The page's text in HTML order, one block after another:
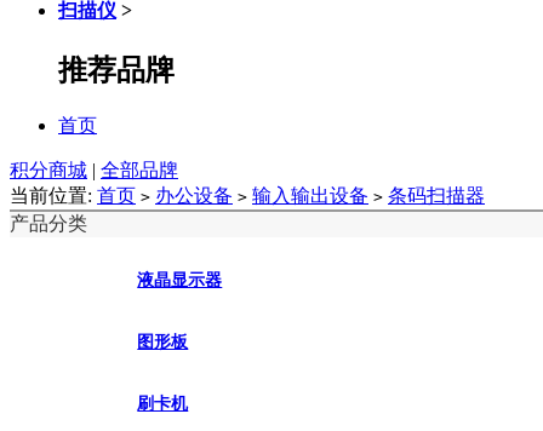
扫描仪 >
推荐品牌
首页
积分商城 | 全部品牌
当前位置: 首页 > 办公设备 > 输入输出设备 > 条码扫描器
产品分类
液晶显示器
图形板
刷卡机